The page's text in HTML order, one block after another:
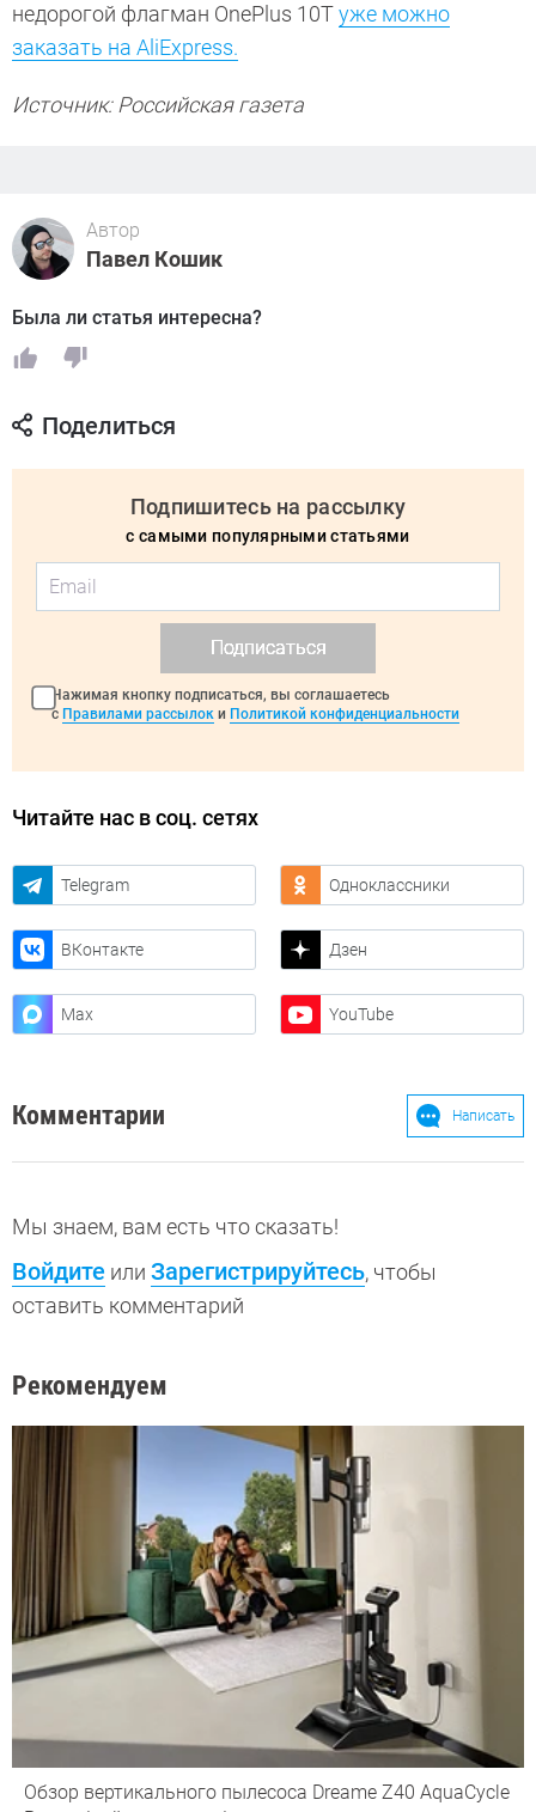
недорогой флагман OnePlus 10Tуже можно
заказать на AliExpress.
Источник: Российская газета
Автор
Павел Кошик
Была ли статья интересна?
Поделиться
Подпишитесь на рассылку
с самыми популярными статьями
Подписаться
Нажимая кнопку подписаться, вы соглашаетесь
с Правилами рассылок и Политикой конфиденциальности
Читайте нас в соц. сетях
Telegram Одноклассники
ВКонтакте Дзен
Max YouTube
Комментарии Написать
Мы знаем, вам есть что сказать!
Войдите или Зарегистрируйтесь, чтобы
оставить комментарий
Рекомендуем
Обзор вертикального пылесоса Dreame Z40 AquaCycle